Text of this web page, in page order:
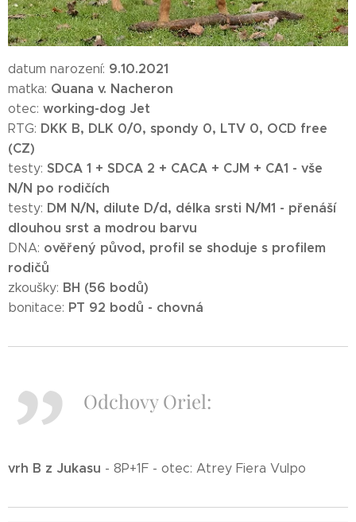
datum narození: 9.10.2021
matka: Quana v. Nacheron
otec: working-dog Jet
RTG: DKK B, DLK 0/0, spondy 0, LTV 0, OCD free
(CZ)
testy: SDCA 1 + SDCA 2 + CACA + CJM + CA1 - vše
N/N po rodičích
testy: DM N/N, dilute D/d, délka srsti N/M1 - přenáší
dlouhou srst a modrou barvu
DNA: ověřený původ, profil se shoduje s profilem
rodičů
zkoušky: BH (56 bodů)
bonitace: PT 92 bodů - chovná
Odchovy Oriel:
vrh B z Jukasu - 8P+1F - otec: Atrey Fiera Vulpo